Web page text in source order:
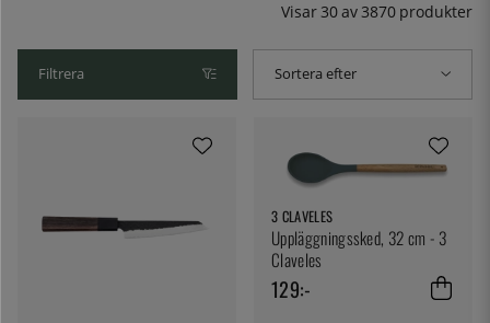
Visar 30av 3870 produkter
Filtrera Sortera efter
3 CLAVELES
Uppläggningssked, 32 cm - 3
Claveles
129:-